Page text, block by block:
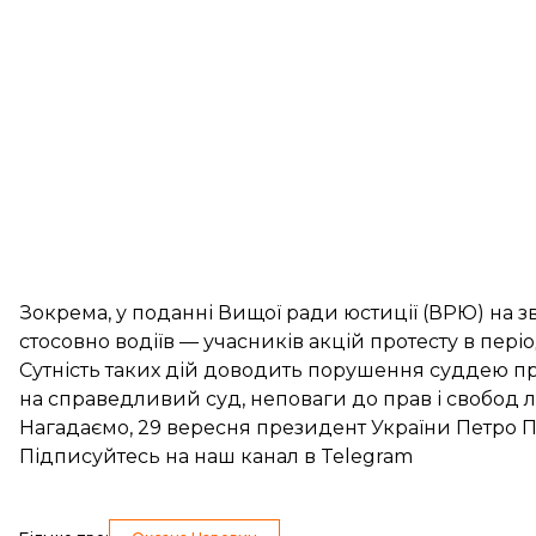
Зокрема, у поданні Вищої ради юстиції (ВРЮ) на
стосовно водіїв — учасників акцій протесту в
Сутність таких дій доводить порушення суддею
на справедливий суд, неповаги до прав і свобод
Нагадаємо, 29 вересня президент України
Підписуйтесь на наш канал в Telegram